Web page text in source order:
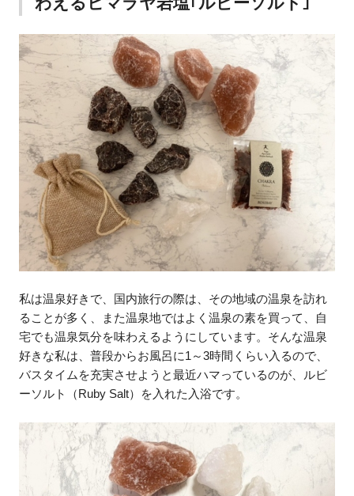
私は温泉好きで、国内旅行の際は、その地域の温泉を訪れ
ることが多く、また温泉地ではよく温泉の素を買って、自
宅でも温泉気分を味わえるようにしています。そんな温泉
好きな私は、普段からお風呂に1～3時間くらい入るので、
バスタイムを充実させようと最近ハマっているのが、ルビ
ーソルト（Ruby Salt）を入れた入浴です。